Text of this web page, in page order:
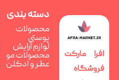
افرا مارکت
فروشگاه
دسته بندی
محصولات
پوستی
لوازم آرایش
محصولات مو
عطر و ادکلن